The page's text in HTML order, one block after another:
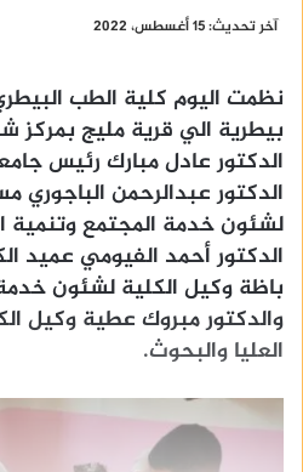
آخر تحديث: 15 أغسطس، 2022
نظمت اليوم كلية الطب
بيطرية الي قرية مليج بمركز
الدكتور عادل مبارك رئيس
الدكتور عبدالرحمن الباجوري
لشئون خدمة المجتمع وتنمية
الدكتور أحمد الفيومي عميد
باظة وكيل الكلية لشئون
والدكتور مبروك عطية وكيل
العليا والبحوث.